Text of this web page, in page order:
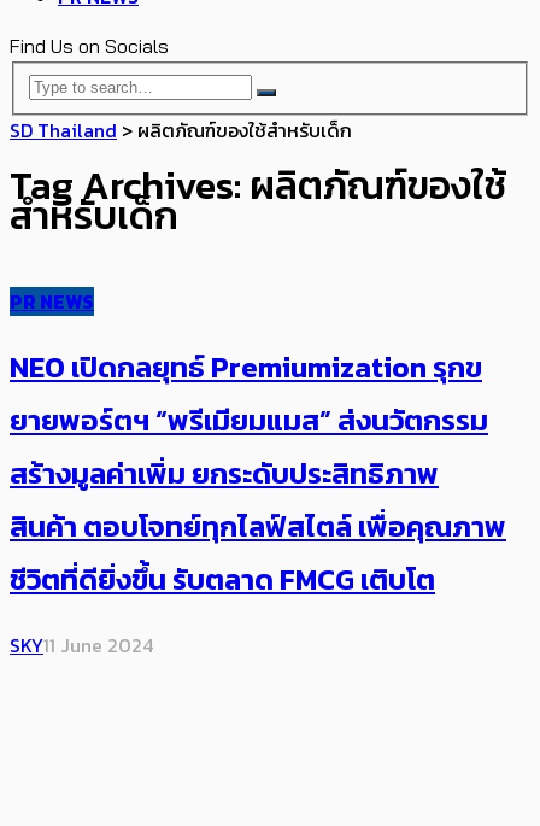
Find Us on Socials
SD Thailand > ผลิตภัณฑ์ของใช้สำหรับเด็ก
Tag Archives: ผลิตภัณฑ์ของใช้
สำหรับเด็ก
PR NEWS
NEO เปิดกลยุทธ์ Premiumization รุกข
ยายพอร์ตฯ “พรีเมียมแมส” ส่งนวัตกรรม
สร้างมูลค่าเพิ่ม ยกระดับประสิทธิภาพ
สินค้า ตอบโจทย์ทุกไลฟ์สไตล์ เพื่อคุณภาพ
ชีวิตที่ดียิ่งขึ้น รับตลาด FMCG เติบโต
SKY11 June 2024